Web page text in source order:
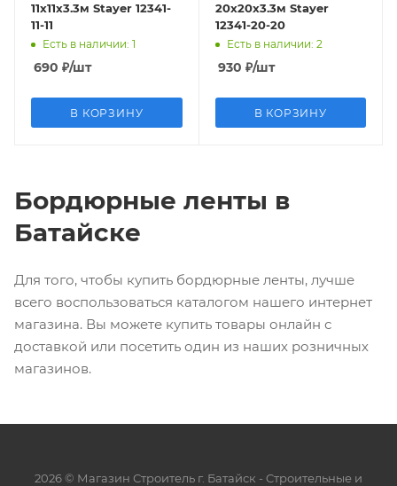
11х11х3.3м Stayer 12341-
11-11
Есть в наличии: 1
690 ₽/шт
В КОРЗИНУ
20х20х3.3м Stayer
12341-20-20
Есть в наличии: 2
930 ₽/шт
В КОРЗИНУ
Бордюрные ленты в
Батайске
Для того, чтобы купить бордюрные ленты, лучше
всего воспользоваться каталогом нашего интернет
магазина. Вы можете купить товары онлайн с
доставкой или посетить один из наших розничных
магазинов.
2026 © Магазин Строитель г. Батайск - Cтроительные и